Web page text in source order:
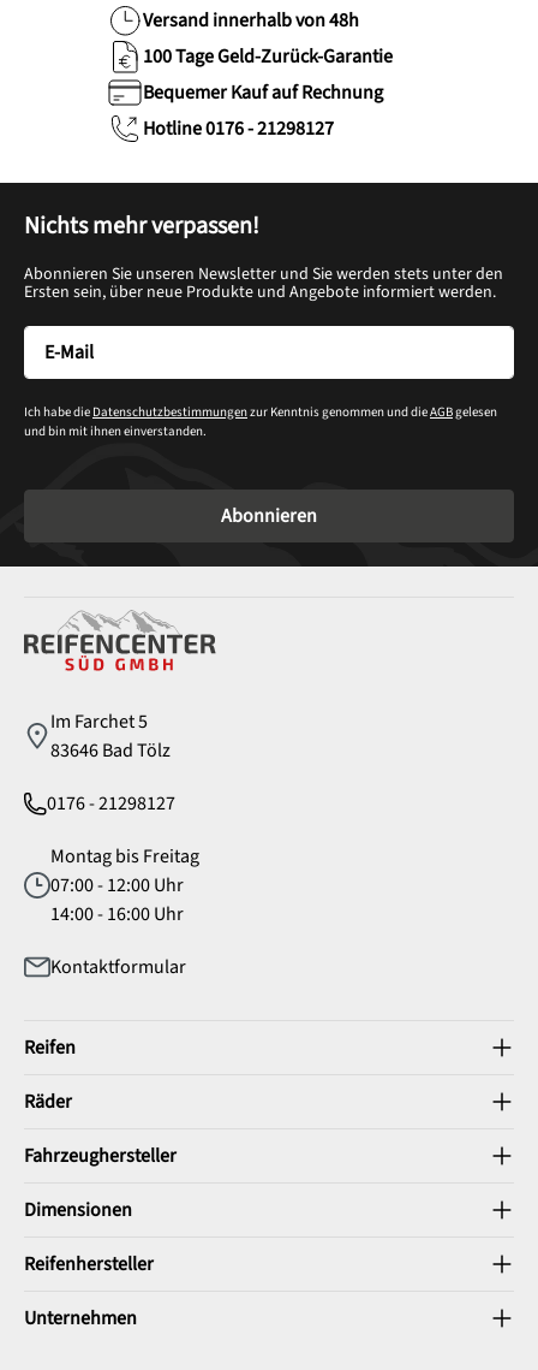
Versand innerhalb von 48h
100 Tage Geld-Zurück-Garantie
Bequemer Kauf auf Rechnung
Hotline 0176 - 21298127
Nichts mehr verpassen!
Abonnieren Sie unseren Newsletter und Sie werden stets unter den
Ersten sein, über neue Produkte und Angebote informiert werden.
Ich habe die Datenschutzbestimmungenzur Kenntnis genommen und dieAGBgelesen
und bin mit ihnen einverstanden.
Abonnieren
Im Farchet 5
83646 Bad Tölz
0176 - 21298127
Montag bis Freitag
07:00 - 12:00 Uhr
14:00 - 16:00 Uhr
Kontaktformular
Reifen
Räder
Fahrzeughersteller
Dimensionen
Reifenhersteller
Unternehmen